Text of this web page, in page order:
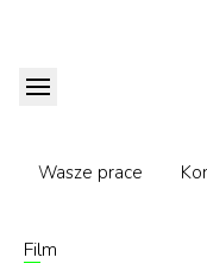
Wasze prace
Film